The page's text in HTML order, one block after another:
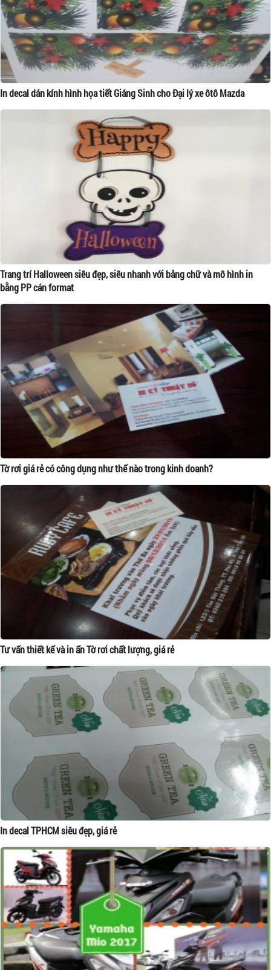
In decal dán kính hình họa tiết Giáng Sinh cho Đại lý xe ôtô Mazda
Trang trí Halloween siêu đẹp, siêu nhanh với bảng chữ và mô hình in
bằng PP cán format
Tờ rơi giá rẻ có công dụng như thế nào trong kinh doanh?
Tư vấn thiết kế và in ấn Tờ rơi chất lượng, giá rẻ
In decal TPHCM siêu đẹp, giá rẻ